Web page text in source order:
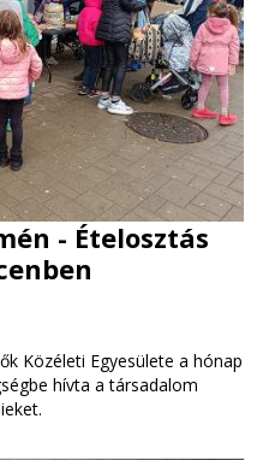
- Ételosztás
Közéleti Egyesülete a hónap
hívta a társadalom